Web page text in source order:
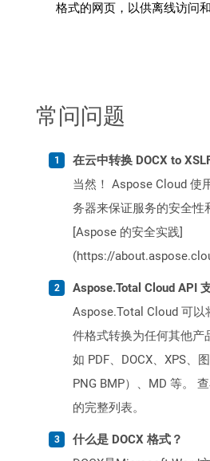
格式的网页，以供离线访问
常问问题
在云中转换 DOCX to
当然！ Aspose Cloud 使
务器来保证服务的安全性
[Aspose 的安全实践]
(https://
Aspose.Total Cloud API
Aspose.Total Cloud 可以
件格式转换为任何其他产
如 PDF、DOCX、XPS、
PNG BMP）、MD 等。
的完整列表。
什么是 DOCX 格式？